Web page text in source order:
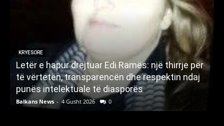
KRYESORE
Letër e hapur drejtuar Edi Ramës: një thirrje për
të vërtetën, transparencën dhe respektin ndaj
punës intelektuale të diasporës
Balkans News - 4 Gusht 2026 0